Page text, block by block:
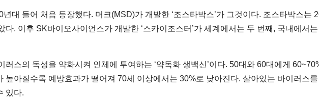
대 들어 처음 등장했다. 머크(MSD)가 개발한 ‘조스타박스’가 그것이다. 조스타박스는
다. 이후 SK바이오사이언스가 개발한 ‘스카이조스터’가 세계에서는 두 번째, 국내에서
러스의 독성을 약화시켜 인체에 투여하는 ‘약독화 생백신’이다. 50대와 60대에게
높아질수록 예방효과가 떨어져 70세 이상에서는 30%로 낮아진다. 살아있는 바이러스
있다.